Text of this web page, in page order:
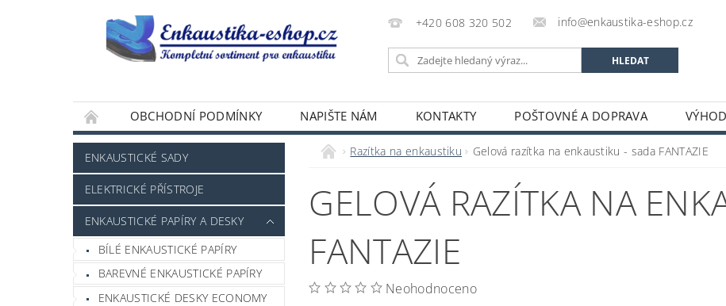
+420 608 320 502 info@enkaustika-eshop.cz
OBCHODNÍ PODMÍNKY NAPIŠTE NÁM KONTAKTY POŠTOVNÉ A DOPRAVA
ENKAUSTICKÉ SADY
ELEKTRICKÉ PŘÍSTROJE
ENKAUSTICKÉ PAPÍRY A DESKY
BÍLÉ ENKAUSTICKÉ PAPÍRY
BAREVNÉ ENKAUSTICKÉ PAPÍRY
ENKAUSTICKÉ DESKY ECONOMY
Razítka na enkaustiku Gelová razítka na enkaustiku - sada FANTAZIE
GELOVÁ RAZÍTKA NA
FANTAZIE
Neohodnoceno